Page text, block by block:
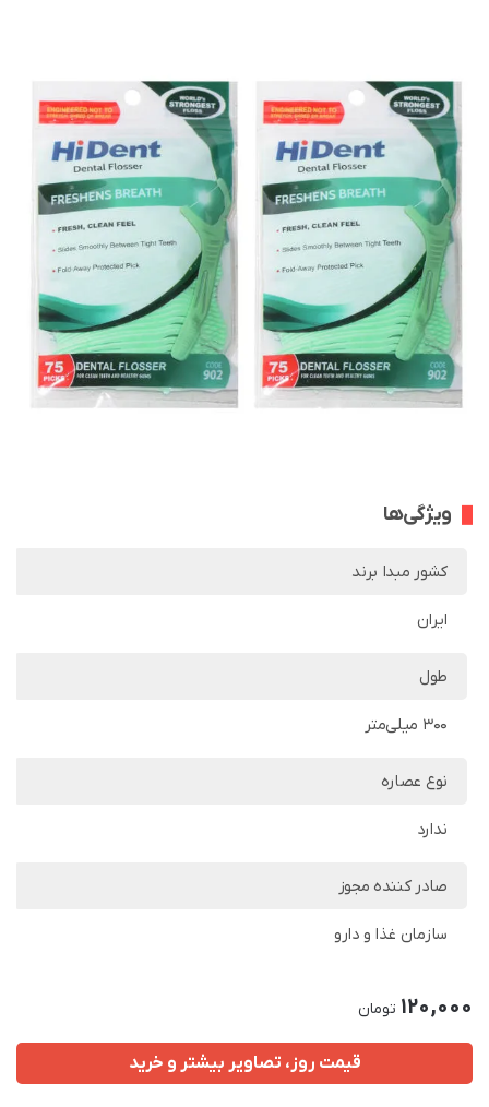
ویژگی‌ها
کشور مبدا برند
ایران
طول
300 میلی‌متر
نوع عصاره
ندارد
صادر کننده مجوز
سازمان غذا و دارو
120,000 تومان
قیمت روز، تصاویر بیشتر و خرید